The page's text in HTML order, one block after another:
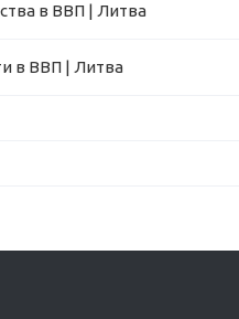
в ВВП | Литва
в ВВП | Литва